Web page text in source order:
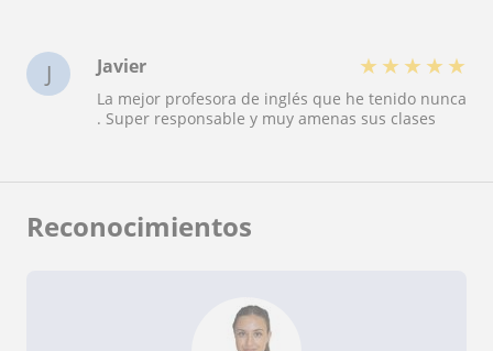
J Javier ★ ★ ★ ★ ★
La mejor profesora de inglés que he tenido nunca
. Super responsable y muy amenas sus clases
Reconocimientos